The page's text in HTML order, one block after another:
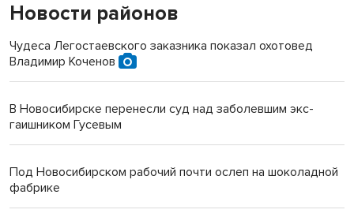
Новости районов
Чудеса Легостаевского заказника показал охотовед
Владимир Коченов
В Новосибирске перенесли суд над заболевшим экс-
гаишником Гусевым
Под Новосибирском рабочий почти ослеп на шоколадной
фабрике